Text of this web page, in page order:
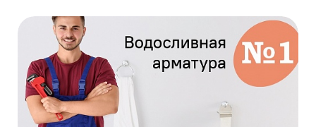
Каждый предмет коллекции NOA
минималистичен на вид и максимально
функционален. Коллекция NOA способна
выгодно подчеркнуть любое современное
или классическое направление в дизайне